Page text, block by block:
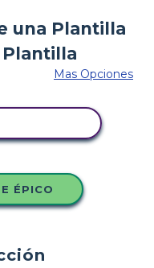
Mas Opciones
ÉPICO